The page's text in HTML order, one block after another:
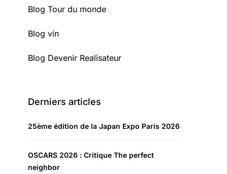
Blog Tour du monde
Blog vin
Blog Devenir Realisateur
Derniers articles
25ème édition de la Japan Expo Paris 2026
OSCARS 2026 : Critique The perfect
neighbor